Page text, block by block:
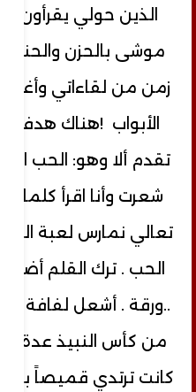
الذين حولي
موشى بالحزن والحنين
زمن من لقاءاتي
الأبواب !هناك هدف
تقدم ألا وهو: الحب
شعرت وأنا اقرأ
تعالي نمارس لعبة
الحب . ترك القلم
..ورقة . أشعل لفافة
من كأس النبيذ عدة
كانت ترتدي قميصاً